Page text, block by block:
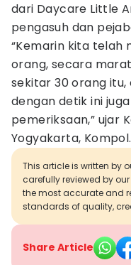
dari Daycare Little
pengasuh dan
“Kemarin kita telah
orang, secara
sekitar 30 orang
dengan detik ini
pemeriksaan,” ujar
Yogyakarta,
This article is written by
carefully reviewed by
the most accurate and
standards of quality,
Share Article